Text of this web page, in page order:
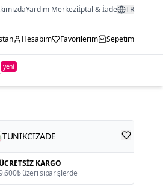
Yardım Merkeziİptal & İade TR
Hesabım Favorilerim Sepetim
yeni
TUNİKCİZADE
ÜCRETSIZ KARGO
üzeri siparişlerde